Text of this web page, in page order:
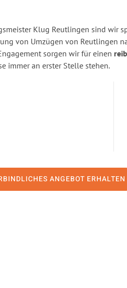
Klug Reutlingen sind wir
von Umzügen von Reutlingen
sorgen wir für einen
immer an erster Stelle stehen.
ANGEBOT ERHALTEN